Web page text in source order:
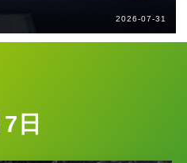
2026-07-31
日